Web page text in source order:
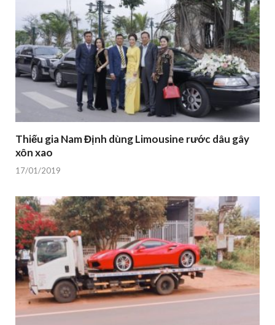
Thiếu gia Nam Định dùng Limousine rước dâu gây
xôn xao
17/01/2019